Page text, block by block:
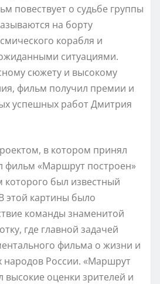
повествует о судьбе группы
на борту
корабля и
ситуациями.
сюжету и высокому
фильм получил премии и
успешных работ Дмитрия
в котором принял
фильм «Маршрут построен»
которого был известный
этой картины было
команды знаменитой
где главной задачей
фильма о жизни и
народов России. «Маршрут
высокие оценки зрителей и